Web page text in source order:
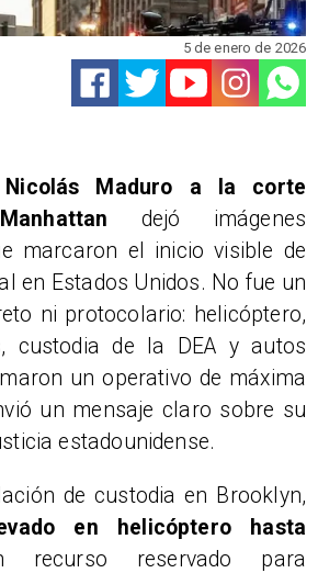
5 de enero de 2026
Nicolás Maduro a la corte
dejó imágenes
marcaron el inicio visible de
en Estados Unidos. No fue un
ni protocolario: helicóptero,
custodia de la DEA y autos
un operativo de máxima
un mensaje claro sobre su
estadounidense.
de custodia en Brooklyn,
en helicóptero hasta
reservado para